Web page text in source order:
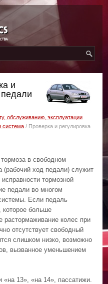
и
обслуживанию, эксплуатации
система / Проверка и регулировка
в свободном
(рабочий ход педали) служит
тормозной
педали во многом
Если педаль
которое больше
растормаживание колес при
отсутствует свободный
слишком низко, возможно
вызванное уменьшением
13», «на 14», пассатижи.